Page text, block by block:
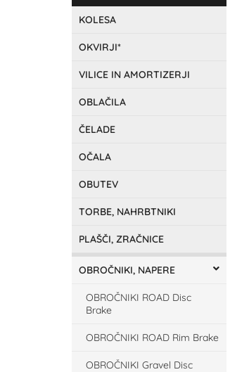
KOLESA
OKVIRJI*
VILICE IN AMORTIZERJI
OBLAČILA
ČELADE
OČALA
OBUTEV
TORBE, NAHRBTNIKI
PLAŠČI, ZRAČNICE
OBROČNIKI, NAPERE
OBROČNIKI ROAD Disc
Brake
OBROČNIKI ROAD Rim Brake
OBROČNIKI Gravel Disc